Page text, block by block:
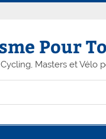
Pour
Masters et Vélo